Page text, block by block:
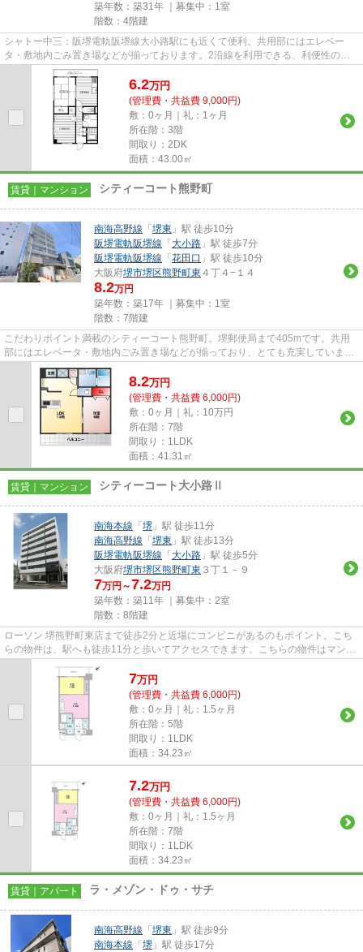
築年数：築31年 ｜募集中： 1室
階数：4階建
シャトー中三：阪堺電軌阪堺線大小路駅にも近くて便利。共用部にはエレベー
タ・敷地内ごみ置き場などが揃っております。2沿線を利用できる、利便性の高
いマンションです。こちらは初期...
6.2万円
(管理費・共益費 9,000円)
敷：0ヶ月｜礼：1ヶ月
所在階：3階
間取り：2DK
面積：43.00㎡
賃貸｜マンション シティーコート熊野町
南海高野線 「 堺東 」駅 徒歩10分
阪堺電軌阪堺線 「 大小路 」駅 徒歩7分
阪堺電軌阪堺線 「 花田口 」駅 徒歩10分
大阪府堺市堺区熊野町東 ４丁４−１４
8.2万円
築年数：築17年 ｜募集中： 1室
階数：7階建
こだわりポイント満載のシティーコート熊野町。堺郵便局まで405mです。共用
部にはエレベータ・敷地内ごみ置き場などが揃っており、とても充実していま
す。利便性の高い徒歩10分の物件...
8.2万円
(管理費・共益費 6,000円)
敷：0ヶ月｜礼：10万円
所在階：7階
間取り：1LDK
面積：41.31㎡
賃貸｜マンション シティーコート大小路Ⅱ
南海本線 「 堺 」駅 徒歩11分
南海高野線 「 堺東 」駅 徒歩13分
阪堺電軌阪堺線 「 大小路 」駅 徒歩5分
大阪府堺市堺区熊野町東 ３丁１－９
7万円～7.2万円
築年数：築11年 ｜募集中： 2室
階数：8階建
ローソン 堺熊野町東店まで徒歩2分と近場にコンビニがあるのもポイント。こち
らの物件は、駅へも徒歩11分と歩いてアクセスできます。こちらの物件はマンシ
7万円
(管理費・共益費 6,000円)
敷：0ヶ月｜礼：1.5ヶ月
所在階：5階
間取り：1LDK
面積：34.23㎡
7.2万円
(管理費・共益費 6,000円)
敷：0ヶ月｜礼：1.5ヶ月
所在階：7階
間取り：1LDK
面積：34.23㎡
賃貸｜アパート ラ・メゾン・ドゥ・サチ
南海高野線 「 堺東 」駅 徒歩9分
南海本線 「 堺 」駅 徒歩17分